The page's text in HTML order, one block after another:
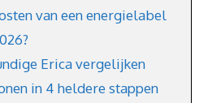
van een energielabel
Erica vergelijken
in 4 heldere stappen